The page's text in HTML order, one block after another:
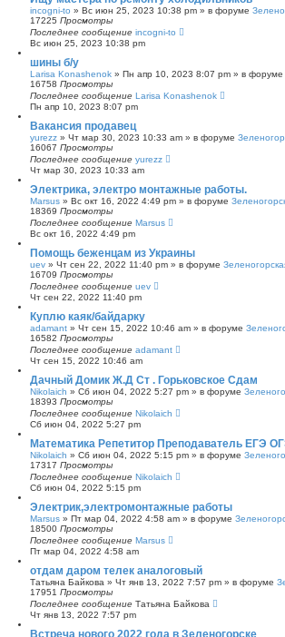
incogni-to » Вс июн 25, 2023 10:38 pm » в форуме
17225 Просмотры
Последнее сообщение incogni-to
Вс июн 25, 2023 10:38 pm
шины б/у
Larisa Konashenok » Пн апр 10, 2023 8:07 pm » в форуме
16758 Просмотры
Последнее сообщение Larisa Konashenok
Пн апр 10, 2023 8:07 pm
Вакансия продавец
yurezz » Чт мар 30, 2023 10:33 am » в форуме
16067 Просмотры
Последнее сообщение yurezz
Чт мар 30, 2023 10:33 am
Электрика, электро монтажные работы.
Marsus » Вс окт 16, 2022 4:49 pm » в форуме
18369 Просмотры
Последнее сообщение Marsus
Вс окт 16, 2022 4:49 pm
Помощь беженцам из Украины
uev » Чт сен 22, 2022 11:40 pm » в форуме
16709 Просмотры
Последнее сообщение uev
Чт сен 22, 2022 11:40 pm
Куплю каяк/байдарку
adamant » Чт сен 15, 2022 10:46 am » в форуме
16582 Просмотры
Последнее сообщение adamant
Чт сен 15, 2022 10:46 am
Дачный Домик Ж.Д Ст . Горьковское Сдам
Nikolaich » Сб июн 04, 2022 5:27 pm » в форуме
18393 Просмотры
Последнее сообщение Nikolaich
Сб июн 04, 2022 5:27 pm
Математика Репетитор Преподаватель ЕГЭ
Nikolaich » Сб июн 04, 2022 5:15 pm » в форуме
17317 Просмотры
Последнее сообщение Nikolaich
Сб июн 04, 2022 5:15 pm
Электрик,электромонтажные работы
Marsus » Пт мар 04, 2022 4:58 am » в форуме
18500 Просмотры
Последнее сообщение Marsus
Пт мар 04, 2022 4:58 am
отдам даром телек аналоговый
Татьяна Байкова » Чт янв 13, 2022 7:57 pm » в форуме
17951 Просмотры
Последнее сообщение Татьяна Байкова
Чт янв 13, 2022 7:57 pm
Встреча нового 2022 года в Зеленогорске